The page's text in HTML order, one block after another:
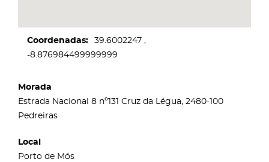
Coordenadas
39.6002247
-8.876984499999999
Morada
Estrada Nacional 8 nº131 Cruz da Légua, 2480-100
Pedreiras
Local
Porto de Mós